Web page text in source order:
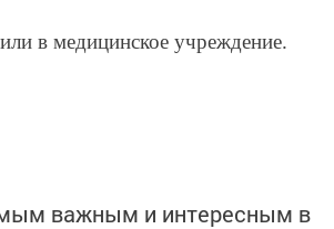
в медицинское учреждение.
важным и интересным в